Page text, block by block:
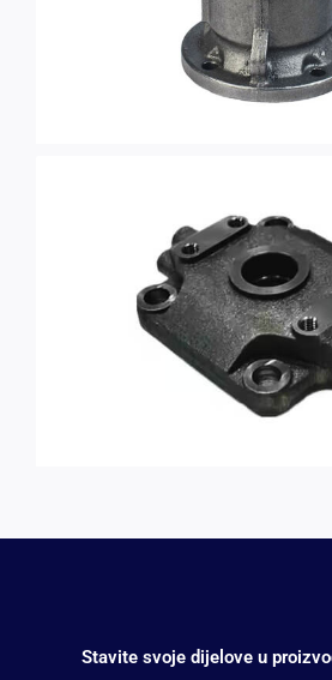
Stavite svoje dijelove u